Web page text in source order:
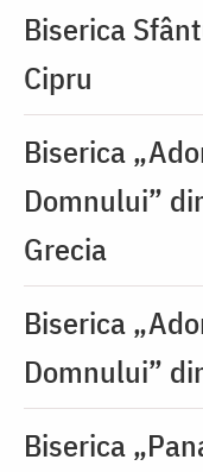
Biserica
Cipru
Biserica
Domnului”
Grecia
Biserica
Domnului”
Biserica